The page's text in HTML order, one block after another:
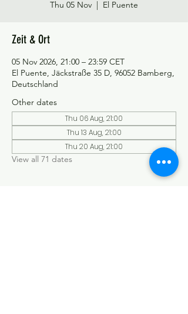
Thu 05 Nov
  |
El Puente
Zeit & Ort
05 Nov 2026, 21:00 – 23:59 CET
El Puente, Jäckstraße 35 D, 96052 Bamberg,
Deutschland
Other dates
Thu 06 Aug, 21:00
Thu 13 Aug, 21:00
Thu 20 Aug, 21:00
View all 71 dates